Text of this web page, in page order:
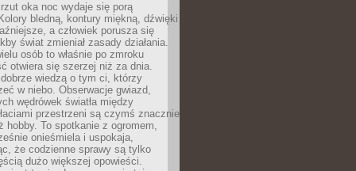
oka noc wydaje się porą
bledną, kontury miękną, dźwięki
a człowiek porusza się
świat zmieniał zasady działania.
osób to właśnie po zmroku
otwiera się szerzej niż za dnia.
wiedzą o tym ci, którzy
w niebo. Obserwacje gwiazd,
wędrówek światła między
przestrzeni są czymś znacznie
hobby. To spotkanie z ogromem,
onieśmiela i uspokaja,
że codzienne sprawy są tylko
dużo większej opowieści.